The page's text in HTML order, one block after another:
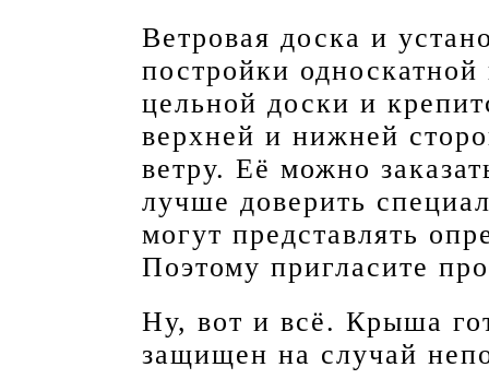
Ветровая доска и
постройки
цельной доски и
верхней и нижней
ветру. Её можно
лучше доверить
могут представлять
Поэтому пригласите
Ну, вот и всё. Крыша
защищен на случай